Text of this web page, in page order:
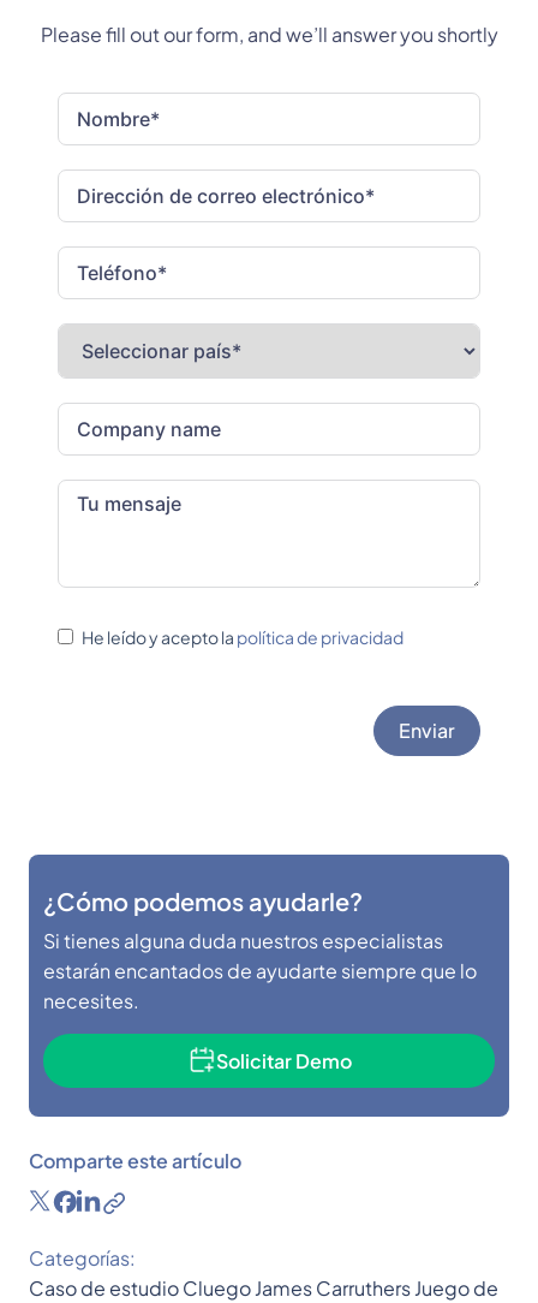
Please fill out our form, and we’ll answer you shortly
He leído y acepto la política de privacidad
Enviar
¿Cómo podemos ayudarle?
Si tienes alguna duda nuestros especialistas
estarán encantados de ayudarte siempre que lo
necesites.
Solicitar Demo
Comparte este artículo
Categorías:
Caso de estudioCluegoJames CarruthersJuego de